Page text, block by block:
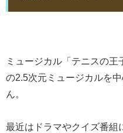
ミュージカル「テニスの王
の2.5次元ミュージカルを
ん。
最近はドラマやクイズ番組